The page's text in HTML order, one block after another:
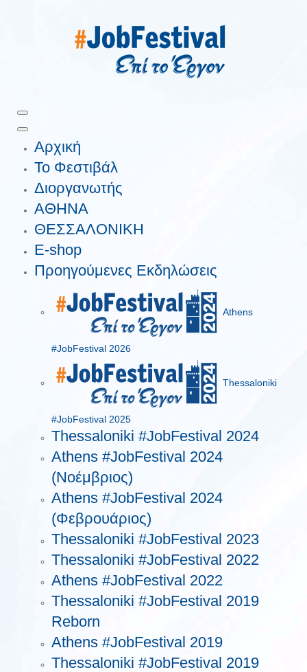
Αρχική
Το Φεστιβάλ
Διοργανωτής
ΑΘΗΝΑ
ΘΕΣΣΑΛΟΝΙΚΗ
E-shop
Προηγούμενες Εκδηλώσεις
Athens
#JobFestival 2026
Thessaloniki
#JobFestival 2025
Thessaloniki #JobFestival 2024
Athens #JobFestival 2024
(Νοέμβριος)
Athens #JobFestival 2024
(Φεβρουάριος)
Thessaloniki #JobFestival 2023
Thessaloniki #JobFestival 2022
Athens #JobFestival 2022
Thessaloniki #JobFestival 2019
Reborn
Athens #JobFestival 2019
Thessaloniki #JobFestival 2019